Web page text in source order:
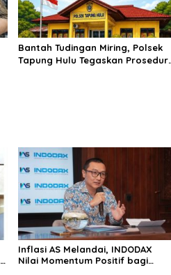
Bantah Tudingan Miring, Polsek
Tapung Hulu Tegaskan Prosedur
Inflasi AS Melandai, INDODAX
Nilai Momentum Positif bagi